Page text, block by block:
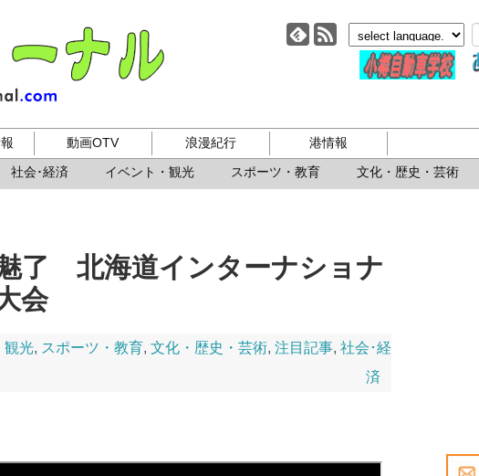
小樽ジャーナル
社会･経済 イベント・観光 スポーツ・教育 文化・歴史・芸術
動画OTV 浪漫紀行 港情報
了 北海道インターナショナ
会
観光, スポーツ・教育, 文化・歴史・芸術, 注目記事, 社会･経
済